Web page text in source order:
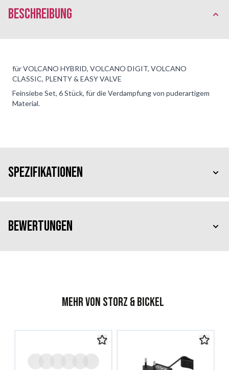
Beschreibung
für VOLCANO HYBRID, VOLCANO DIGIT, VOLCANO
CLASSIC, PLENTY & EASY VALVE
Feinsiebe Set, 6 Stück, für die Verdampfung von puderartigem
Material.
Spezifikationen
Bewertungen
Mehr von Storz & Bickel